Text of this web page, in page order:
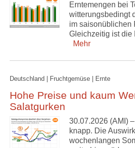
Erntemengen bei
witterungsbedingt
im saisonüblichen
Gleichzeitig ist die
Mehr
Deutschland | Fruchtgemüse | Ernte
Hohe Preise und kaum
Salatgurken
30.07.2026 (AMI)
knapp. Die
wochenlangen